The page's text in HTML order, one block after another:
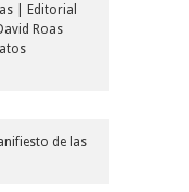
| Editorial
Roas
de las